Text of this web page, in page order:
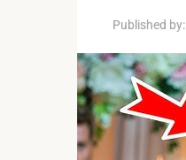
Published by: